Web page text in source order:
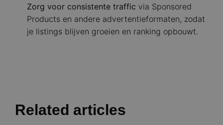
Zorg voor consistente traffic via Sponsored
Products en andere advertentieformaten, zodat
je listings blijven groeien en ranking opbouwt.
Related articles